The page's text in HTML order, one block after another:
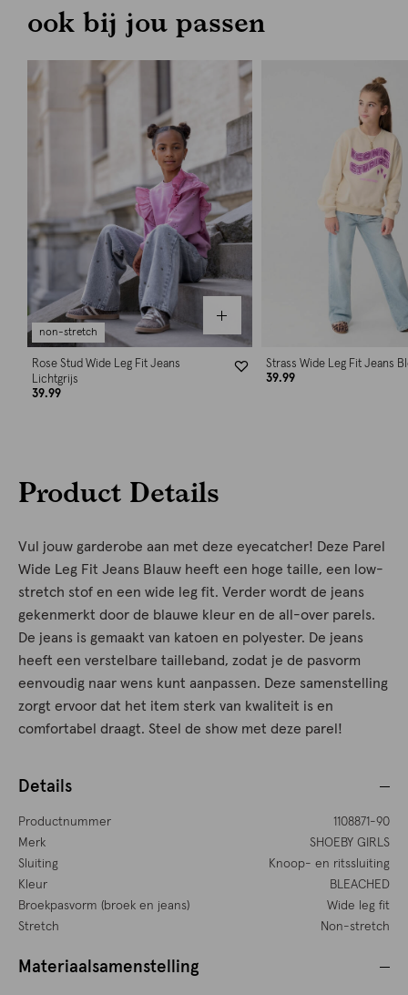
ook bij jou passen
non-stretch
Rose Stud Wide Leg Fit Jeans
Lichtgrijs
39.99
Strass Wide Leg Fit Jeans
39.99
Product Details
Vul jouw garderobe aan met deze eyecatcher! Deze Parel
Wide Leg Fit Jeans Blauw heeft een hoge taille, een low-
stretch stof en een wide leg fit. Verder wordt de jeans
gekenmerkt door de blauwe kleur en de all-over parels.
De jeans is gemaakt van katoen en polyester. De jeans
heeft een verstelbare tailleband, zodat je de pasvorm
eenvoudig naar wens kunt aanpassen. Deze samenstelling
zorgt ervoor dat het item sterk van kwaliteit is en
comfortabel draagt. Steel de show met deze parel!
Details
Productnummer
1108871-90
Merk
SHOEBY GIRLS
Sluiting
Knoop- en ritssluiting
Kleur
BLEACHED
Broekpasvorm (broek en jeans)
Wide leg fit
Stretch
Non-stretch
Materiaalsamenstelling